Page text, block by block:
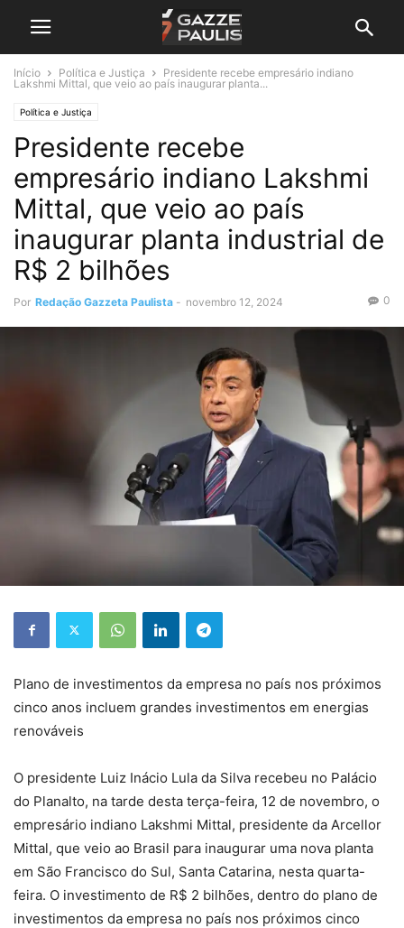
Início Política e Justiça
Presidente recebe empresário indiano
Lakshmi Mittal, que veio ao país inaugurar planta...
Política e Justiça
Presidente recebe
empresário indiano Lakshmi
Mittal, que veio ao país
inaugurar planta industrial de
R$ 2 bilhões
Por Redação Gazzeta Paulista - novembro 12, 2024 0
Plano de investimentos da empresa no país nos próximos
cinco anos incluem grandes investimentos em energias
renováveis
O presidente Luiz Inácio Lula da Silva recebeu no Palácio
do Planalto, na tarde desta terça-feira, 12 de novembro, o
empresário indiano Lakshmi Mittal, presidente da Arcellor
Mittal, que veio ao Brasil para inaugurar uma nova planta
em São Francisco do Sul, Santa Catarina, nesta quarta-
feira. O investimento de R$ 2 bilhões, dentro do plano de
investimentos da empresa no país nos próximos cinco